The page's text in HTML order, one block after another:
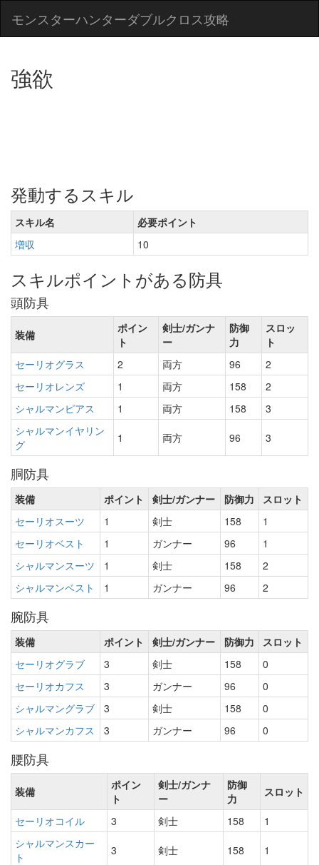
モンスターハンターダブルクロス攻略
強欲
発動するスキル
スキル名
必要ポイント
増収
10
スキルポイントがある防具
頭防具
装備
ポイン
ト
剣士/ガンナ
ー
防御
力
スロッ
ト
セーリオグラス
2 両方 96
2
セーリオレンズ
1 両方 158
2
シャルマンピアス
1 両方 158
3
シャルマンイヤリン
グ
1 両方 96 3
胴防具
装備 ポイント 剣士/ガンナー 防御力
スロット
セーリオスーツ
1 剣士 158
1
セーリオベスト
1 ガンナー 96
1
シャルマンスーツ
1 剣士 158
2
シャルマンベスト
1 ガンナー 96 2
腕防具
装備 ポイント 剣士/ガンナー 防御力
スロット
セーリオグラブ
3 剣士 158
0
セーリオカフス
3 ガンナー 96
0
シャルマングラブ
3 剣士 158
0
シャルマンカフス
3 ガンナー 96 0
腰防具
装備
ポイン
ト
剣士/ガンナ
ー
防御
力
スロット
セーリオコイル 3 剣士 158
1
シャルマンスカー
ト
3 剣士 158 1